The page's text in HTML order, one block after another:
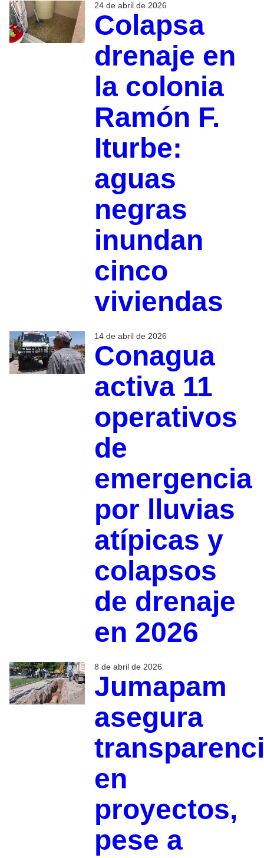
24 de abril de 2026
Colapsa
drenaje en
la colonia
Ramón F.
Iturbe:
aguas
negras
inundan
cinco
viviendas
14 de abril de 2026
Conagua
activa 11
operativos
de
emergencia
por lluvias
atípicas y
colapsos
de drenaje
en 2026
8 de abril de 2026
Jumapam
asegura
en
proyectos,
pese a